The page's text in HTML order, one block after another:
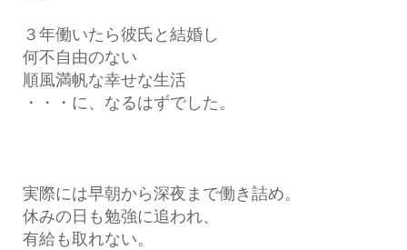
３年働いたら彼氏と結婚し
何不自由のない
順風満帆な幸せな生活
・・・に、なるはずでした。
実際には早朝から深夜まで働き詰め。
休みの日も勉強に追われ、
有給も取れない。